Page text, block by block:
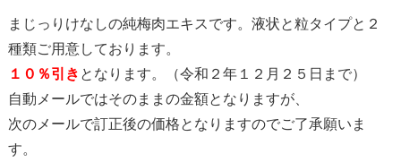
まじっりけなしの純梅肉エキスです。液状と粒タイプと２
種類ご用意しております。
１０％引き となります。（令和２年１２月２５日まで）
自動メールではそのままの金額となりますが、
次のメールで訂正後の価格となりますのでご了承願いま
す。